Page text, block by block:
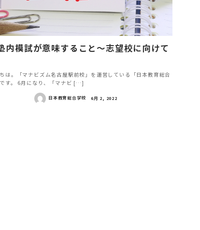
内模試が意味すること～志望校に向けて
は。「マナビズム名古屋駅前校」を運営している「日本教育総合
す。 6月になり、「マナビ […]
日本教育総合学校 6月 2, 2022